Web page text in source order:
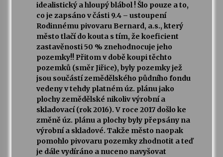
idealistický a hloupý blábol ! Šlo pouze a to,
co je zapsáno v části 9.4 – ustoupení
Rodinnému pivovaru Bernard, a.s., který
město tlačí do kouta s tím, že koeficient
zastavěnosti 50 % znehodnocuje jeho
pozemky!! Přitom v době koupi těchto
pozemků (směr Jiřice), byly pozemky jež
jsou součástí zemědělského půdního fondu
vedeny v tehdy platném úz. plánu jako
plochy zemědělské nikoliv výrobní a
skladovací (rok 2016). V roce 2017 došlo ke
změně úz. plánu a plochy byly přepsány na
výrobní a skladové. Takže město naopak
pomohlo pivovaru pozemky zhodnotit a teď
je dále vydíráno a nuceno navyšovat